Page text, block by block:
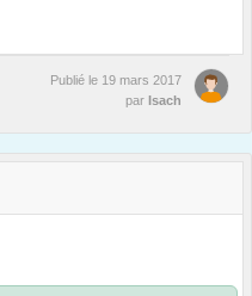
Publié le 19 mars 2017
par Isach